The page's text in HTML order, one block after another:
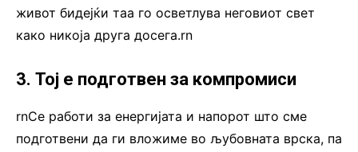
живот бидејќи таа го осветлува неговиот свет
како никоја друга досега.rn
3. Тој е подготвен за компромиси
rnСе работи за енергијата и напорот што сме
подготвени да ги вложиме во љубовната врска, па